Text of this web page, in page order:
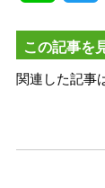
この記事を
関連した記事